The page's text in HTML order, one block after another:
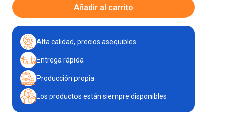
Añadir al carrito
Alta calidad, precios asequibles
Entrega rápida
Producción propia
Los productos están siempre disponibles